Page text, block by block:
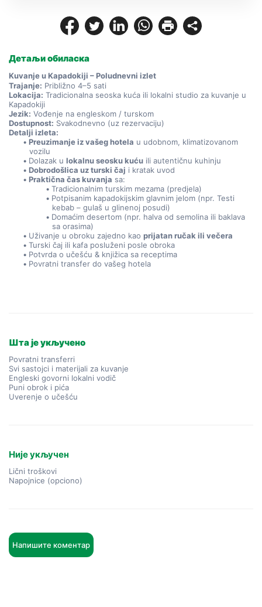
Детаљи обиласка
Kuvanje u Kapadokiji – Poludnevni izlet
Trajanje: Približno 4–5 sati
Lokacija: Tradicionalna seoska kuća ili lokalni studio za kuvanje u
Kapadokiji
Jezik: Vođenje na engleskom / turskom
Dostupnost: Svakodnevno (uz rezervaciju)
Detalji izleta:
Preuzimanje iz vašeg hotela u udobnom, klimatizovanom
vozilu
Dolazak u lokalnu seosku kuću ili autentičnu kuhinju
Dobrodošlica uz turski čaj i kratak uvod
Praktična čas kuvanja sa:
Tradicionalnim turskim mezama (predjela)
Potpisanim kapadokijskim glavnim jelom (npr. Testi
kebab – gulaš u glinenoj posudi)
Domaćim desertom (npr. halva od semolina ili baklava
sa orasima)
Uživanje u obroku zajedno kao prijatan ručak ili večera
Turski čaj ili kafa posluženi posle obroka
Potvrda o učešću & knjižica sa receptima
Povratni transfer do vašeg hotela
Шта је укључено
Povratni transferri
Svi sastojci i materijali za kuvanje
Engleski govorni lokalni vodič
Puni obrok i pića
Uverenje o učešću
Није укључен
Lični troškovi
Napojnice (opciono)
Напишите коментар